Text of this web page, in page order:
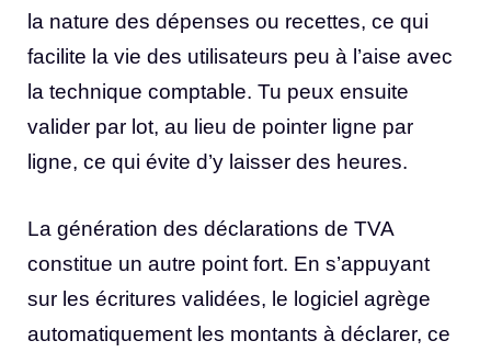
la nature des dépenses ou recettes, ce qui
facilite la vie des utilisateurs peu à l’aise avec
la technique comptable. Tu peux ensuite
valider par lot, au lieu de pointer ligne par
ligne, ce qui évite d’y laisser des heures.
La génération des déclarations de TVA
constitue un autre point fort. En s’appuyant
sur les écritures validées, le logiciel agrège
automatiquement les montants à déclarer, ce